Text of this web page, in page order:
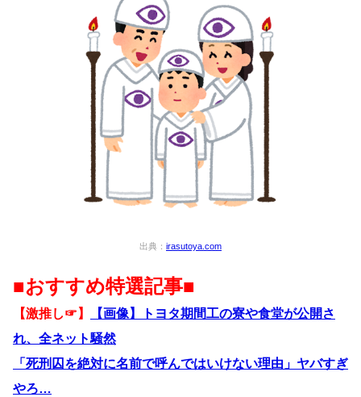
出典： irasutoya.com
■おすすめ特選記事■
【激推し☞】
【画像】トヨタ期間工の寮や食堂が公開さ
れ、全ネット騒然
「死刑囚を絶対に名前で呼んではいけない理由」ヤバすぎ
やろ…